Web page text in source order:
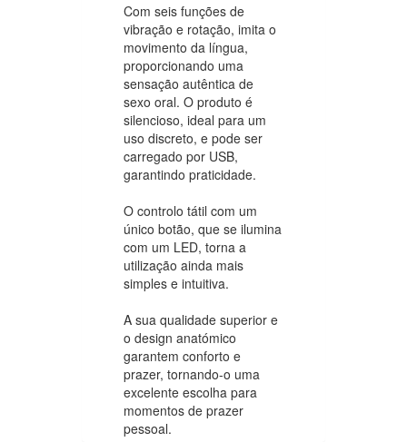
Com seis funções de
vibração e rotação, imita o
movimento da língua,
proporcionando uma
sensação autêntica de
sexo oral. O produto é
silencioso, ideal para um
uso discreto, e pode ser
carregado por USB,
garantindo praticidade.
O controlo tátil com um
único botão, que se ilumina
com um LED, torna a
utilização ainda mais
simples e intuitiva.
A sua qualidade superior e
o design anatómico
garantem conforto e
prazer, tornando-o uma
excelente escolha para
momentos de prazer
pessoal.